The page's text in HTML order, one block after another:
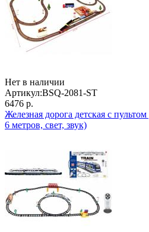
Нет в наличии
Артикул:BSQ-2081-ST
6476 р.
Железная дорога детская с
6 метров, свет, звук)